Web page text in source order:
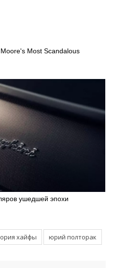
Most Scandalous
ушедшей эпохи
хайфы юрий полторак